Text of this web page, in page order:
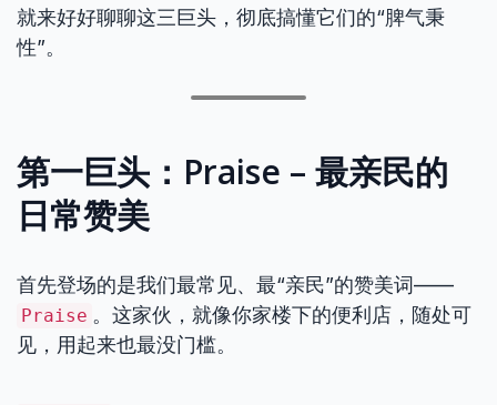
就来好好聊聊这三巨头，彻底搞懂它们的“脾气秉
性”。
第一巨头：Praise – 最亲民的
日常赞美
首先登场的是我们最常见、最“亲民”的赞美词——
Praise 。这家伙，就像你家楼下的便利店，随处可
见，用起来也最没门槛。